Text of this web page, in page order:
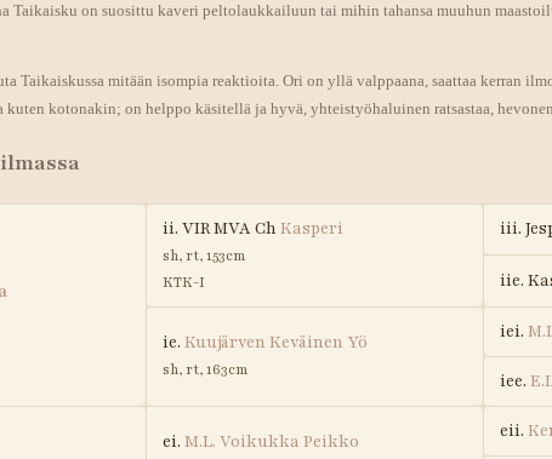
Taikaisku on suosittu kaveri peltolaukkailuun tai mihin tahansa muuhun
Taikaiskussa mitään isompia reaktioita. Ori on yllä valppaana, saattaa kerran
kotonakin; on helppo käsitellä ja hyvä, yhteistyöhaluinen ratsastaa,
ii. VIR MVA ChKasperi
sh, rt, 153cm
KTK-I
iii.
iie.
ie. Kuujärven Keväinen Yö
sh, rt, 163cm
iei.
iee.
ei. M.L. Voikukka Peikko eii.